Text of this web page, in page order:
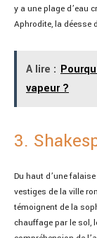
y a une plage d’eau
Aphrodite, la déesse
A lire :
vapeur ?
3.
Du haut d’une
vestiges de la ville
témoignent de la
chauffage par le sol,